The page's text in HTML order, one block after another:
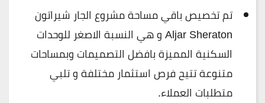
تم تخصيص باقي مساحة مشروع الجار شيراتون
Aljar Sheraton و هي النسبة الاصغر للوحدات
السكنية المميزة بافضل التصميمات وبمساحات
متنوعة تتيح فرص استثمار مختلفة و تلبي
متطلبات العملاء.